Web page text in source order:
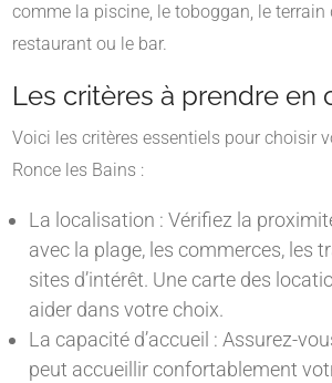
comme la piscine, le toboggan, le terrain
restaurant ou le bar.
Les critères à prendre en
Voici les critères essentiels pour choisir
Ronce les Bains :
La localisation : Vérifiez la
avec la plage, les commerces, les
sites d’intérêt. Une carte des
aider dans votre choix.
La capacité d’accueil : Assurez-
peut accueillir confortablement